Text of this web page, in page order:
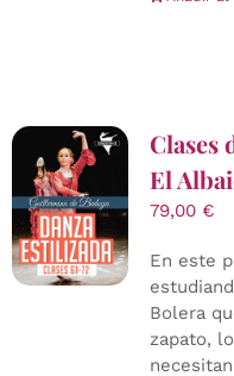
Clases
El
79,00 €
En este
Bolera
zapato,